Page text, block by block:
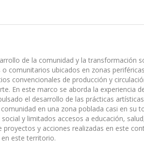
de la comunidad y la transformación
comunitarios ubicados en zonas
convencionales de producción y
En este marco se aborda la experiencia
el desarrollo de las prácticas
en una zona poblada casi en su
y limitados accesos a educación,
y acciones realizadas en este
este territorio.